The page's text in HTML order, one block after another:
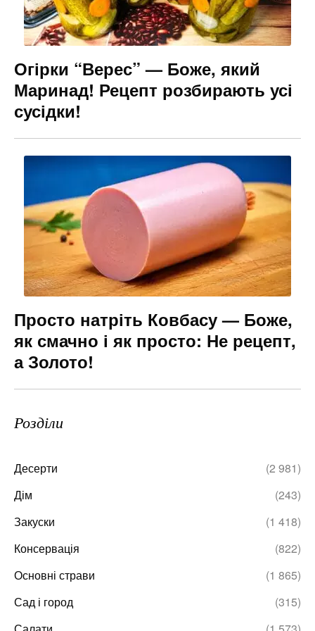
Огірки “Верес” — Боже, який
Маринад! Рецепт розбирають усі
сусідки!
Просто натріть Ковбасу — Боже,
як смачно і як просто: Не рецепт,
а Золото!
Розділи
Десерти
(2 981)
Дім
(243)
Закуски
(1 418)
Консервація
(822)
Основні страви
(1 865)
Сад і город
(315)